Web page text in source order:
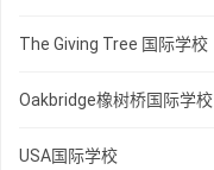
The Giving Tree 国际学校
Oakbridge橡树桥国际学校
USA国际学校